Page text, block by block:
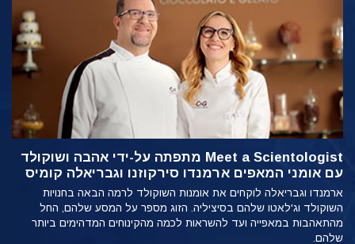
Meet a Scientologist מתפתה על-ידי אהבה ושוקולד
עם אומני המאפים ארמנדו סירקוזנו וגבריאלה קומיס
ארמנדו וגבריאלה לוקחים את אומנות השוקולד לרמה הבאה בחנויות
השוקולד וג'לאטו שלהם בסיציליה. הזוג מספר על המסע שלהם, החל
מהתאהבות במאפייה ועד להשראות לכמה מהקינוחים המדהימים ביותר
שלהם.